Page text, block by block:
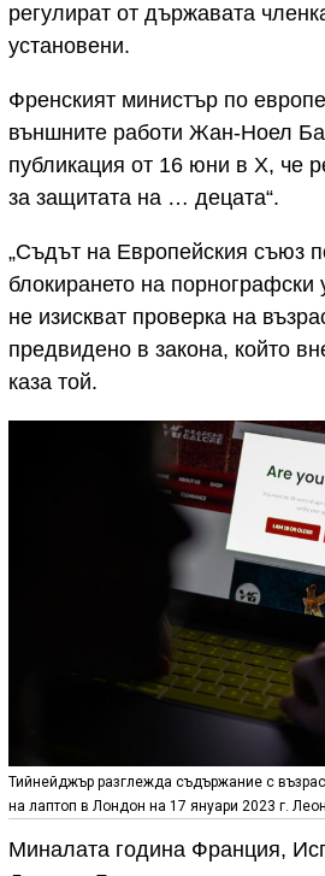
регулират от държавата
установени.
Френският министър по
външните работи Жан-Ноел
публикация от 16 юни в X, че
за защитата на … децата“.
„Съдът на Европейския съюз
блокирането на порнографски
не изискват проверка на
предвидено в закона, който
каза той.
Тийнейджър разглежда съдържание с
на лаптоп в Лондон на 17 януари 2023 г.
Миналата година Франция,